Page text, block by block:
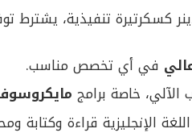
كسكرتيرة تنفيذية، يشترط
في أي تخصص مناسب.
الآلي، خاصة برامج
الإنجليزية قراءة وكتابة